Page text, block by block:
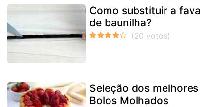
Como substituir a fava
de baunilha?
Seleção dos melhores
Bolos Molhados